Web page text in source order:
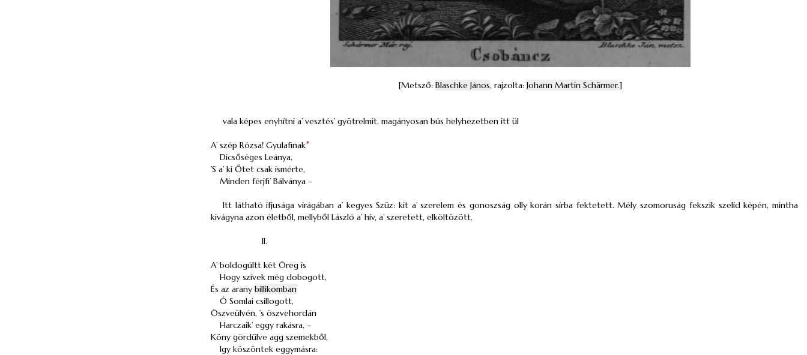
[Metsző: Blaschke János, rajzolta: Johann Martin Schärmer.]
vala képes enyhítni a’ vesztés’ gyötrelmit, magányosan bús helyhezetben itt ül
A’ szép Rózsa! Gyulafinak*
Dicsőséges Leánya,
’S a’ ki Őtet csak ismérte,
Minden férjfi’ Bálványa –
Itt látható ifjusága virágában a’ kegyes Szüz: kit a’ szerelem és gonoszság olly korán sírba fektetett. Mély szomoruság fekszik szelíd képén, mintha
kivágyna azon életből, mellyből László a’ hív, a’ szeretett, elköltözött.
II.
A’ boldogúltt két Öreg is
Hogy szívek még dobogott,
És az arany billikomban
Ó Somlai csillogott,
Öszveülvén, ’s öszvehordán
Harczaik’ eggy rakásra, –
Köny gördűlve agg szemekből,
Igy köszöntek eggymásra: